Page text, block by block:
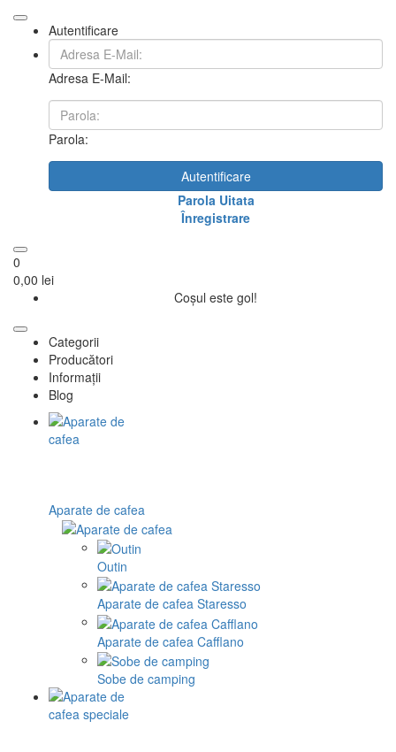
Autentificare
Adresa E-Mail:
Parola:
Autentificare
Parola Uitata
Înregistrare
0
0,00 lei
Coșul este gol!
Categorii
Producători
Informații
Blog
Aparate de cafea
Outin
Aparate de cafea Staresso
Aparate de cafea Cafflano
Sobe de camping